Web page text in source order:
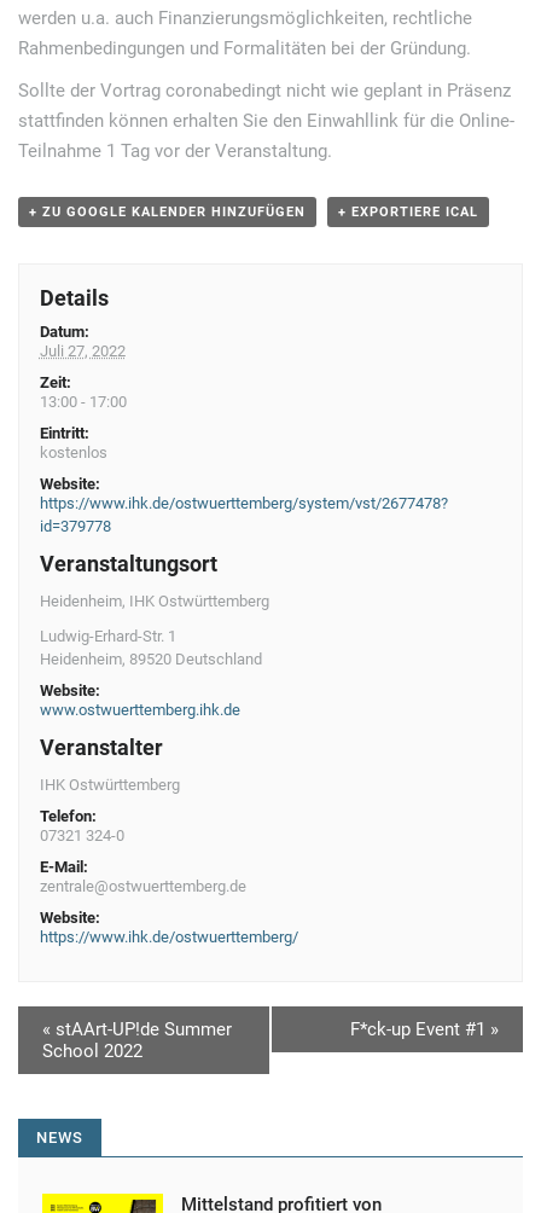
werden u.a. auch Finanzierungsmöglichkeiten, rechtliche
Rahmenbedingungen und Formalitäten bei der Gründung.
Sollte der Vortrag coronabedingt nicht wie geplant in Präsenz
stattfinden können erhalten Sie den Einwahllink für die Online-
Teilnahme 1 Tag vor der Veranstaltung.
+ ZU GOOGLE KALENDER HINZUFÜGEN + EXPORTIERE ICAL
Details
Datum:
Juli 27, 2022
Zeit:
13:00 - 17:00
Eintritt:
kostenlos
Website:
https://www.ihk.de/ostwuerttemberg/system/vst/2677478?
id=379778
Veranstaltungsort
Heidenheim, IHK Ostwürttemberg
Ludwig-Erhard-Str. 1
Heidenheim, 89520 Deutschland
Website:
www.ostwuerttemberg.ihk.de
Veranstalter
IHK Ostwürttemberg
Telefon:
07321 324-0
E-Mail:
zentrale@ostwuerttemberg.de
Website:
https://www.ihk.de/ostwuerttemberg/
« stAArt-UP!de Summer
School 2022
F*ck-up Event #1 »
NEWS
Mittelstand profitiert von